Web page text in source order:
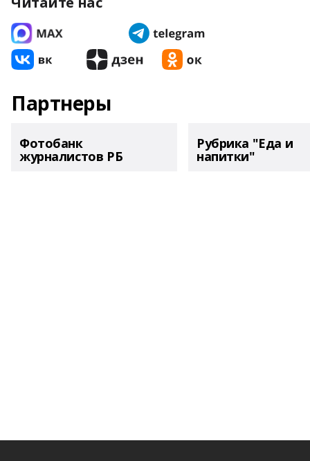
Партнеры
Фотобанк
журналистов РБ
Рубрика "Еда и
напитки"